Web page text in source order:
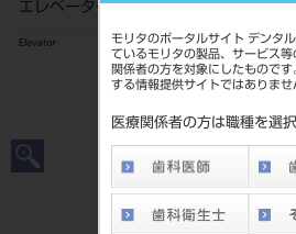
モリタのポータルサイト デンタ
ているモリタの製品、サービス
関係者の方を対象にしたもので
する情報提供サイトではありませ
医療関係者の方は職種を選
エレベーター B型 ＃2S
Elevator
品目
標準